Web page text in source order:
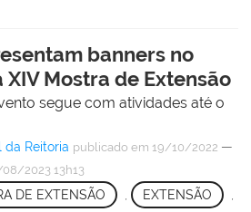
banners no
Mostra de Extensão
segue com atividades até o
da Reitoria publicado em 19/10/2022 —
2023 13h13
DE EXTENSÃO EXTENSÃO